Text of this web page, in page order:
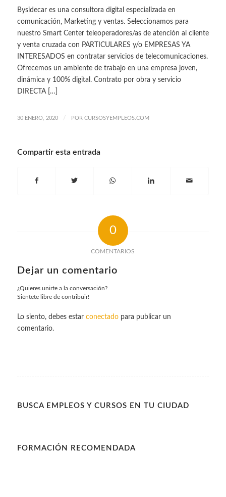
Bysidecar es una consultora digital especializada en
comunicación, Marketing y ventas. Seleccionamos para
nuestro Smart Center teleoperadores/as de atención al cliente
y venta cruzada con PARTICULARES y/o EMPRESAS YA
INTERESADOS en contratar servicios de telecomunicaciones.
Ofrecemos un ambiente de trabajo en una empresa joven,
dinámica y 100% digital. Contrato por obra y servicio
DIRECTA […]
30 ENERO, 2020 / POR CURSOSYEMPLEOS.COM
Compartir esta entrada
0
COMENTARIOS
Dejar un comentario
¿Quieres unirte a la conversación?
Siéntete libre de contribuir!
Lo siento, debes estar conectadopara publicar un
comentario.
BUSCA EMPLEOS Y CURSOS EN TU CIUDAD
FORMACIÓN RECOMENDADA